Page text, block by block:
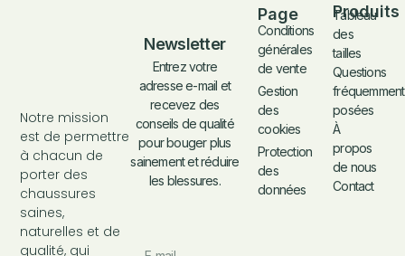
Notre mission
est de permettre
à chacun de
porter des
chaussures
saines,
naturelles et de
qualité, qui
Produits
Tableau
des
tailles
Questions
fréquemment
posées
À
propos
de nous
Contact
Page
Conditions
générales
de vente
Gestion
des
cookies
Protection
des
données
Newsletter
Entrez votre
adresse e-mail et
recevez des
conseils de qualité
pour bouger plus
sainement et réduire
les blessures.